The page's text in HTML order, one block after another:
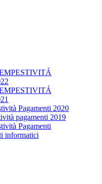
Pagamenti 2020
pagamenti 2019
Pagamenti
informatici